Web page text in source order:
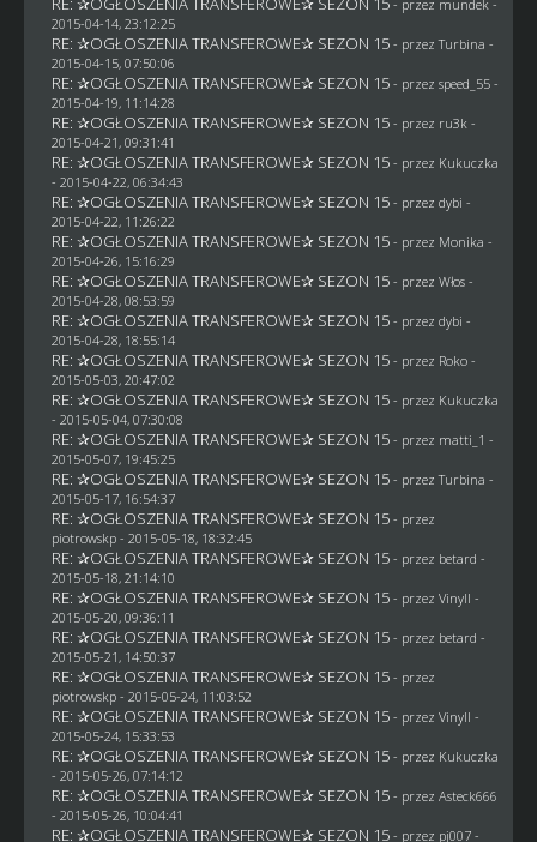
- przez mundek -
2015-04-14, 23:12:25
RE: ✰OGŁOSZENIA TRANSFEROWE✰ SEZON 15 - przez Turbina -
2015-04-15, 07:50:06
RE: ✰OGŁOSZENIA TRANSFEROWE✰ SEZON 15 - przez speed_55 -
2015-04-19, 11:14:28
RE: ✰OGŁOSZENIA TRANSFEROWE✰ SEZON 15 - przez ru3k -
2015-04-21, 09:31:41
RE: ✰OGŁOSZENIA TRANSFEROWE✰ SEZON 15 - przez Kukuczka
- 2015-04-22, 06:34:43
RE: ✰OGŁOSZENIA TRANSFEROWE✰ SEZON 15 - przez dybi -
2015-04-22, 11:26:22
RE: ✰OGŁOSZENIA TRANSFEROWE✰ SEZON 15 - przez Monika -
2015-04-26, 15:16:29
RE: ✰OGŁOSZENIA TRANSFEROWE✰ SEZON 15 - przez Włos-
2015-04-28, 08:53:59
RE: ✰OGŁOSZENIA TRANSFEROWE✰ SEZON 15 - przez dybi -
2015-04-28, 18:55:14
RE: ✰OGŁOSZENIA TRANSFEROWE✰ SEZON 15 - przez Roko-
2015-05-03, 20:47:02
RE: ✰OGŁOSZENIA TRANSFEROWE✰ SEZON 15 - przez Kukuczka
- 2015-05-04, 07:30:08
RE: ✰OGŁOSZENIA TRANSFEROWE✰ SEZON 15 - przez matti_1 -
2015-05-07, 19:45:25
RE: ✰OGŁOSZENIA TRANSFEROWE✰ SEZON 15 - przez Turbina -
2015-05-17, 16:54:37
RE: ✰OGŁOSZENIA TRANSFEROWE✰ SEZON 15 - przez
piotrowskp- 2015-05-18, 18:32:45
RE: ✰OGŁOSZENIA TRANSFEROWE✰ SEZON 15 - przez betard -
2015-05-18, 21:14:10
RE: ✰OGŁOSZENIA TRANSFEROWE✰ SEZON 15 - przez Vinyll -
2015-05-20, 09:36:11
RE: ✰OGŁOSZENIA TRANSFEROWE✰ SEZON 15 - przez betard -
2015-05-21, 14:50:37
RE: ✰OGŁOSZENIA TRANSFEROWE✰ SEZON 15 - przez
piotrowskp- 2015-05-24, 11:03:52
RE: ✰OGŁOSZENIA TRANSFEROWE✰ SEZON 15 - przez Vinyll -
2015-05-24, 15:33:53
RE: ✰OGŁOSZENIA TRANSFEROWE✰ SEZON 15 - przez Kukuczka
- 2015-05-26, 07:14:12
RE: ✰OGŁOSZENIA TRANSFEROWE✰ SEZON 15 - przez Asteck666
- 2015-05-26, 10:04:41
RE: ✰OGŁOSZENIA TRANSFEROWE✰ SEZON 15 - przez pj007-